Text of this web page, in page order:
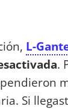
L-
.
Si